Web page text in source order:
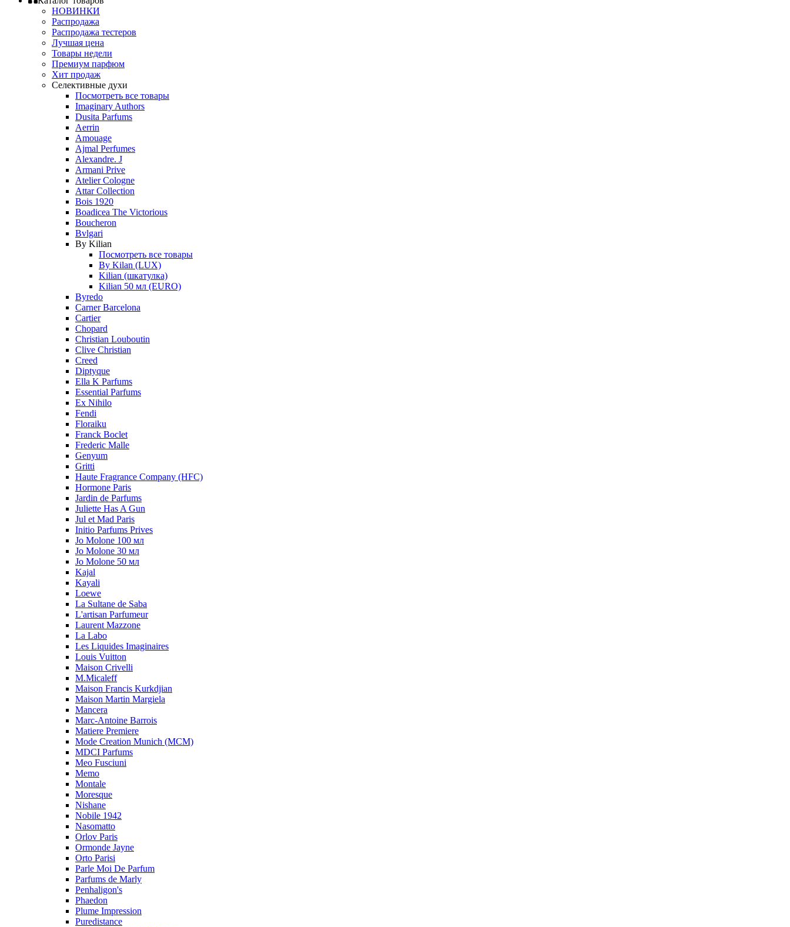
НОВИНКИ
Распродажа
Распродажа тестеров
Лучшая цена
Товары недели
Премиум парфюм
Хит продаж
Селективные духи
Посмотреть все товары
Imaginary Authors
Dusita Parfums
Aerrin
Amouage
Ajmal Perfumes
Alexandre. J
Armani Prive
Atelier Cologne
Attar Collection
Bois 1920
Boadicea The Victorious
Boucheron
Bvlgari
By Kilian
Посмотреть все товары
By Kilan (LUX)
Kilian (шкатулка)
Kilian 50 мл (EURO)
Byredo
Carner Barcelona
Cartier
Chopard
Christian Louboutin
Clive Christian
Creed
Diptyque
Ella K Parfums
Essential Parfums
Ex Nihilo
Fendi
Floraiku
Franck Boclet
Frederic Malle
Genyum
Gritti
Haute Fragrance Company (HFC)
Hormone Paris
Jardin de Parfums
Juliette Has A Gun
Jul et Mad Paris
Initio Parfums Prives
Jo Molone 100 мл
Jo Molone 30 мл
Jo Molone 50 мл
Kajal
Kayali
Loewe
La Sultane de Saba
L'artisan Parfumeur
Laurent Mazzone
La Labo
Les Liquides Imaginaires
Louis Vuitton
Maison Crivelli
M.Micaleff
Maison Francis Kurkdjian
Maison Martin Margiela
Mancera
Marc-Antoine Barrois
Matiere Premiere
Mode Creation Munich (MCM)
MDCI Parfums
Meo Fusciuni
Memo
Montale
Moresque
Nishane
Nobile 1942
Nasomatto
Orlov Paris
Ormonde Jayne
Orto Parisi
Parle Moi De Parfum
Parfums de Marly
Penhaligon's
Phaedon
Plume Impression
Puredistance